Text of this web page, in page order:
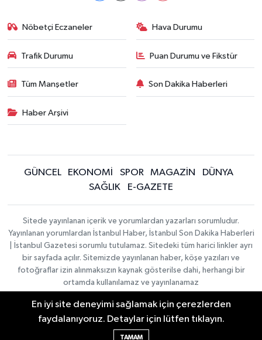
Nöbetçi Eczaneler Hava Durumu
Trafik Durumu Puan Durumu ve Fikstür
Tüm Manşetler Son Dakika Haberleri
Haber Arşivi
GÜNCEL EKONOMİ SPOR MAGAZİN
DÜNYA
SAĞLIK
E-GAZETE
Sitede yayınlanan içerik ve yorumlardan yazarları sorumludur.
Yayınlanan yorumlardan İstanbul Haber, İstanbul Son Dakika Haberleri
| İstanbul Gazetesi sorumlu tutulamaz. Sitedeki tüm harici linkler ayrı
bir sayfada açılır. Sitemizde yayınlanan haber, köşe yazıları ve
fotoğraflar izin alınmaksızın kaynak gösterilse dahi, herhangi bir
ortamda kullanılamaz ve yayınlanamaz
İletişim
Künye
KURUMSAL
Haber Yazılımı:TE Bilişim |
Copyright © 2026
En iyi site deneyimi sağlamak için çerezlerden
faydalanıyoruz. Detaylar için lütfen tıklayın.
TAMAM